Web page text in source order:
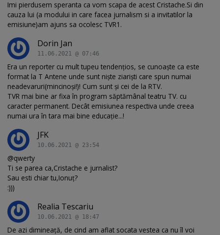
Imi pierdusem speranta ca vom scapa de acest Cristache.Si din
cauza lui (a modului in care facea jurnalism si a invitatilor la
emisiune)am ajuns sa ocolesc TVR1.
Dorin Jan
11.06.2021 @ 07:46
Era un reporter cu mult tupeu tendențios, se cunoaște ca este
format la T Antene unde sunt niște ziariști care spun numai
neadevaruri(mincinoși!)! Cum sunt și cei de la RTV.
TVR mai bine ar fixa în program săptămânal teatru TV. cu
caracter permanent. Decât emisiunea respectiva unde creea
numai ura în tara mai bine educație...!
JFK
10.06.2021 @ 23:54
@qwerty
Ti se parea ca,Cristache e jurnalist?
Sau esti chiar tu,Ionuț?
:)))
Realia Tescariu
10.06.2021 @ 18:47
De azi dimineață, de cind am aflat socata vestea ca nu îl voi